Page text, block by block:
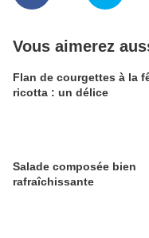
Vous aimerez
Flan de courgettes à la
ricotta : un délice
Salade composée bien
rafraîchissante